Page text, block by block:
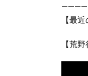
【最
【荒